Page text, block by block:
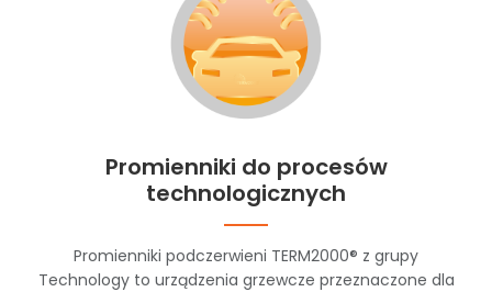
Promienniki do procesów
technologicznych
Promienniki podczerwieni TERM2000® z grupy
Technology to urządzenia grzewcze przeznaczone dla